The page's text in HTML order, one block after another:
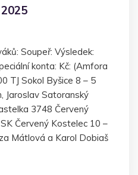
Soupeř: Výsledek:
konta: Kč: (Amfora
TJ Sokol Byšice 8 – 5
Jaroslav Satoranský
3748 Červený
Červený Kostelec 10 –
Mátlová a Karol Dobiaš